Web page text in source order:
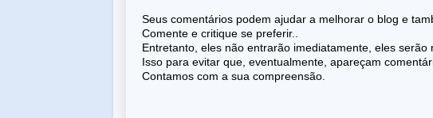
Seus comentários podem ajudar a melhorar o blog e
Comente e critique se preferir..
Entretanto, eles não entrarão imediatamente, eles serão
Isso para evitar que, eventualmente, apareçam
Contamos com a sua compreensão.